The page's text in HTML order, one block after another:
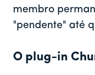
membro
"pendente" até
O plug-in